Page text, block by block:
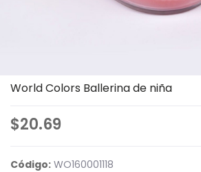
World Colors Ballerina de niña
$20.69
Código: WO160001118